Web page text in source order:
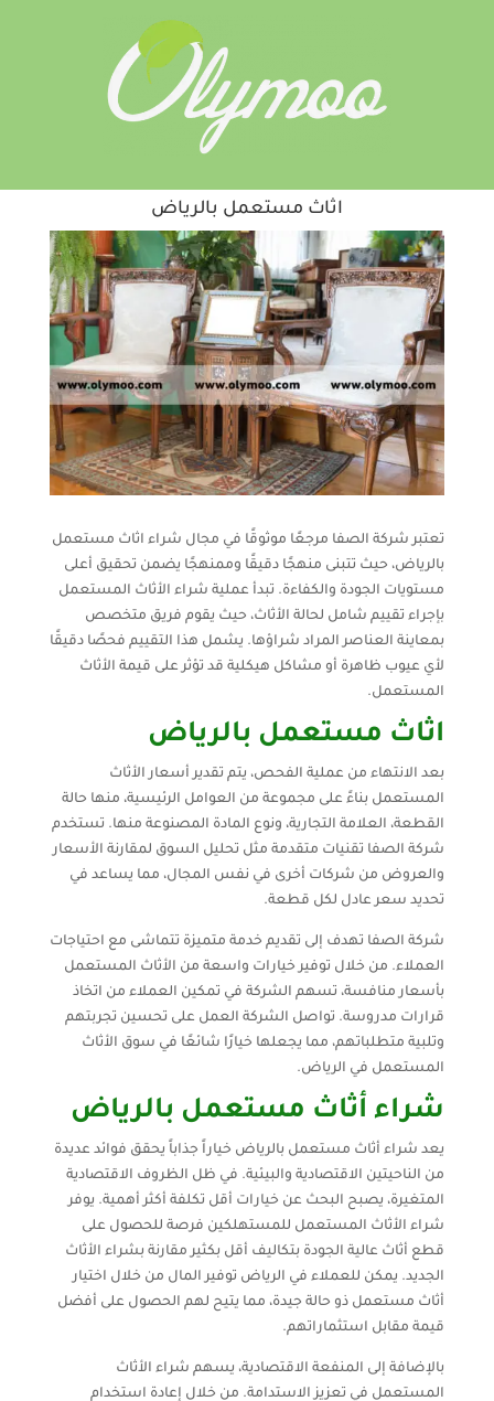
اثاث مستعمل بالرياض
تعتبر شركة الصفا مرجعًا موثوقًا في مجال شراء اثاث مستعمل
بالرياض، حيث تتبنى منهجًا دقيقًا وممنهجًا يضمن تحقيق أعلى
مستويات الجودة والكفاءة. تبدأ عملية شراء الأثاث المستعمل
بإجراء تقييم شامل لحالة الأثاث، حيث يقوم فريق متخصص
بمعاينة العناصر المراد شراؤها. يشمل هذا التقييم فحصًا دقيقًا
لأي عيوب ظاهرة أو مشاكل هيكلية قد تؤثر على قيمة الأثاث
المستعمل.
اثاث مستعمل بالرياض
بعد الانتهاء من عملية الفحص، يتم تقدير أسعار الأثاث
المستعمل بناءً على مجموعة من العوامل الرئيسية، منها حالة
القطعة، العلامة التجارية، ونوع المادة المصنوعة منها. تستخدم
شركة الصفا تقنيات متقدمة مثل تحليل السوق لمقارنة الأسعار
والعروض من شركات أخرى في نفس المجال، مما يساعد في
تحديد سعر عادل لكل قطعة.
شركة الصفا تهدف إلى تقديم خدمة متميزة تتماشى مع احتياجات
العملاء. من خلال توفير خيارات واسعة من الأثاث المستعمل
بأسعار منافسة، تسهم الشركة في تمكين العملاء من اتخاذ
قرارات مدروسة. تواصل الشركة العمل على تحسين تجربتهم
وتلبية متطلباتهم، مما يجعلها خيارًا شائعًا في سوق الأثاث
المستعمل في الرياض.
شراء أثاث مستعمل بالرياض
يعد شراء أثاث مستعمل بالرياض خياراً جذاباً يحقق فوائد عديدة
من الناحيتين الاقتصادية والبيئية. في ظل الظروف الاقتصادية
المتغيرة، يصبح البحث عن خيارات أقل تكلفة أكثر أهمية. يوفر
شراء الأثاث المستعمل للمستهلكين فرصة للحصول على
قطع أثاث عالية الجودة بتكاليف أقل بكثير مقارنة بشراء الأثاث
الجديد. يمكن للعملاء في الرياض توفير المال من خلال اختيار
أثاث مستعمل ذو حالة جيدة، مما يتيح لهم الحصول على أفضل
قيمة مقابل استثماراتهم.
بالإضافة إلى المنفعة الاقتصادية، يسهم شراء الأثاث
المستعمل في تعزيز الاستدامة. من خلال إعادة استخدام